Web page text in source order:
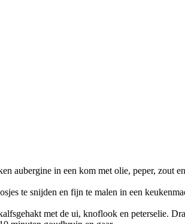
aubergine in een kom met olie, peper, zout
te snijden en fijn te malen in een
met de ui, knoflook en peterselie.